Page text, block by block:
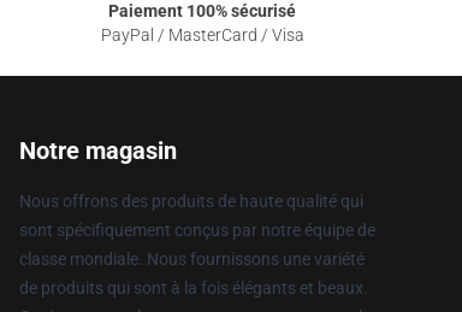
Paiement 100% sécurisé
PayPal / MasterCard / Visa
Notre magasin
Nous offrons des produits de haute qualité qui
sont spécifiquement conçus par notre équipe de
classe mondiale. Nous fournissons une variété
de produits qui sont à la fois élégants et beaux.